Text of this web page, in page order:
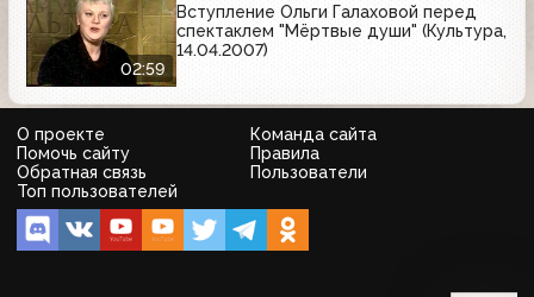
02:59
Вступление Ольги Галаховой перед
спектаклем "Мёртвые души" (Культура,
14.04.2007)
О проекте
Команда сайта
Помочь сайту
Правила
Обратная связь
Пользователи
Топ пользователей